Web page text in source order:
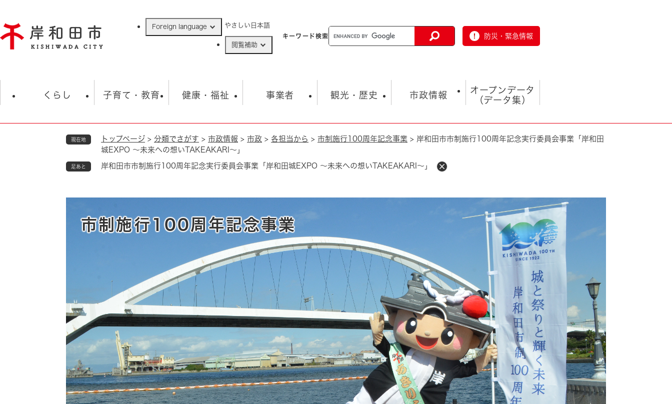
ジ
の
Foreign language やさしい日本語
閲覧補助
キーワード検索 防災・緊急情報
くらし
住民票・戸籍
保険・年金
自然・環境・公園 住宅
地域コミュニティ・ボラン
ティア・協働
道路・河川・交通
とじる
子育て・教育
学校 子育て
健康・福祉
福祉・健康・生活 生涯学習・スポーツ
事業者
入札・契約情報 まちづくり・協働
産業振興 税金
観光・歴史
観光 観光スポット
歴史 動画情報
市政情報
市の概要 総合計画
行財政 人権・平和
とじる
オープンデータ
（データ集）
オープンデータ
現在地 トップページ > 分類でさがす > 市政情報 > 市政 > 各担当から > 市制施行100周年記念事業 > 岸和田市市制施行100周年記念実行委員会事業「岸和田
城EXPO ～未来への想いTAKEAKARI～」
足あと 岸和田市市制施行100周年記念実行委員会事業「岸和田城EXPO ～未来への想いTAKEAKARI～」
市制施行100周年記念事業